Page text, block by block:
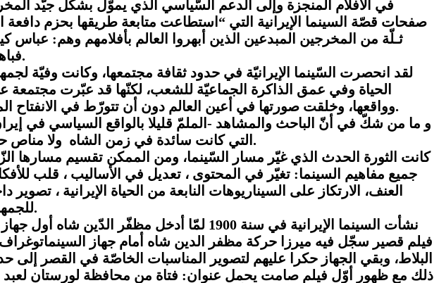
في الأفلام المنجزة وإلى الدعم السّياسي الذي يموّل بشكل جيّد
صفحات قصّة السينما الإيرانية التي “استطاعت متابعة طريقها بحزم دافعة
ثـلّة من المخرجين المبدعين الذين أبهروا العالم بأفلامهم وهم:
فباهمان غوبادي، أمير نادري، داريوش مهرجوئي، محمد رسولوف، سهراب شهيد وغيرهم كثير.
لقد انحصرت السّينما الإيرانيّة في حدود ثقافة مجتمعها، وكانت وفيّة
الحياة وفي عمق الذاكرة الجماعيّة للشعب، لكنّها قد عبّرت
وواقعها، وخلقت صورتها في أعين العالم دون أن تتورّط في الانفتاح المنبهر على الثقافات المجاورة والثقافة الغربية، خصوصا الإرث الهوليودي والتجاري للسينما.
و ما من شكّ في أنّ الباحث والمشاهد -الملمّ قليلا بالواقع السياسي في
التي كانت سائدة في زمن الشاه ولا مناص حينها للدّارس من العودة إلى الثورة الإسلامية والكشف عن أثرها في تاريخ الفنّ السينمائي.
كانت الثورة الحدث الذي غيّر مسار السّينما، ومن الممكن تقسيم مسارها
جميع مفاهيم السينما: تغيّر في المحتوى ، تعديل في الأساليب ، قلب
العنف، الارتكاز على السيناريوهات النابعة من الحياة الإيرانية ،
للجمهور، والباحث المهتمّ يدرك جليّا مغايرة هذه السّمات لسمات سينما ما قبل الثورة الإسلامية.
نشأت السينما الإيرانية في سنة 1900 لمّا